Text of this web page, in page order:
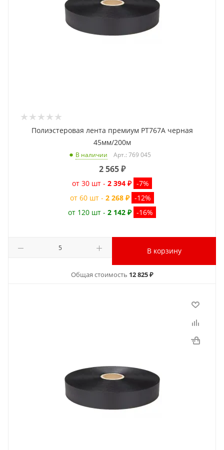
Полиэстеровая лента премиум PT767A черная
45мм/200м
В наличии Арт.: 769 045
2 565₽
от 30 шт - 2 394 ₽ -7%
от 60 шт - 2 268 ₽ -12%
от 120 шт - 2 142 ₽ -16%
В корзину
Общая стоимость 12 825 ₽